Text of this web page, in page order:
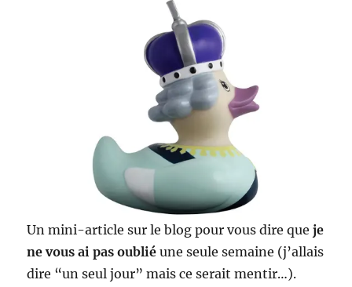
Un mini-article sur le blog pour vous dire queje
ne vous ai pas oublié une seule semaine (j’allais
dire “un seul jour” mais ce serait mentir…).